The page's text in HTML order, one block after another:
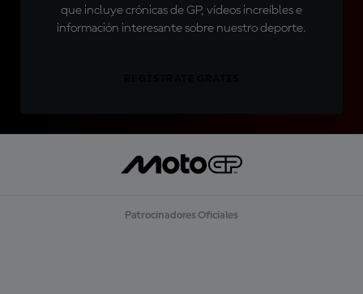
que incluye crónicas de GP, vídeos increíbles e
información interesante sobre nuestro deporte.
Patrocinadores Oficiales